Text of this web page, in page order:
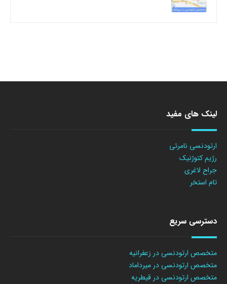
لینک های مفید
ارتودنسی نامرئی
رژیم کتوژنیک
جراح لاغری
تام استخر
دسترسی سریع
متخصص ارتودنسی در زعفرانیه
متخصص ارتودنسی در میرداماد
متخصص ارتودنسی در قیطریه